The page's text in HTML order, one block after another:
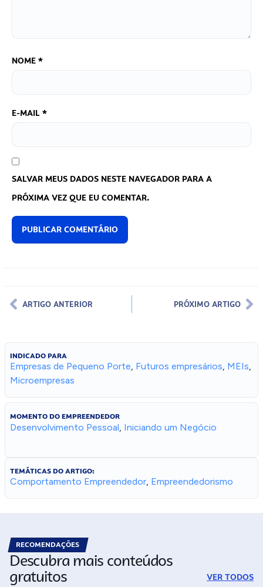
INDICADO PARA
Empresas de Pequeno Porte, Futuros empresários, MEIs,
Microempresas
MOMENTO DO EMPREENDEDOR
Desenvolvimento Pessoal, Iniciando um Negócio
TEMÁTICAS DO ARTIGO:
Comportamento Empreendedor, Empreendedorismo
NOME *
E-MAIL *
SALVAR MEUS DADOS NESTE NAVEGADOR PARA A
PRÓXIMA VEZ QUE EU COMENTAR.
ARTIGO ANTERIOR PRÓXIMO ARTIGO
RECOMENDAÇÕES
Descubra mais conteúdos
gratuitos VER TODOS